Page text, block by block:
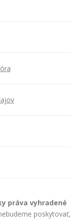
práva vyhradené
poskytovať,